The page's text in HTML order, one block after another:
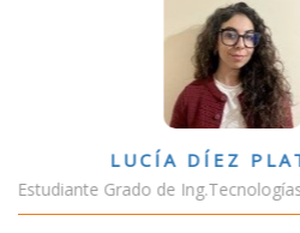
VÍCTOR
Estudiante